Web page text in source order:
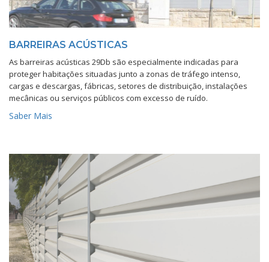
BARREIRAS ACÚSTICAS
As barreiras acústicas 29Db são especialmente indicadas para
proteger habitações situadas junto a zonas de tráfego intenso,
cargas e descargas, fábricas, setores de distribuição, instalações
mecânicas ou serviços públicos com excesso de ruído.
Saber Mais